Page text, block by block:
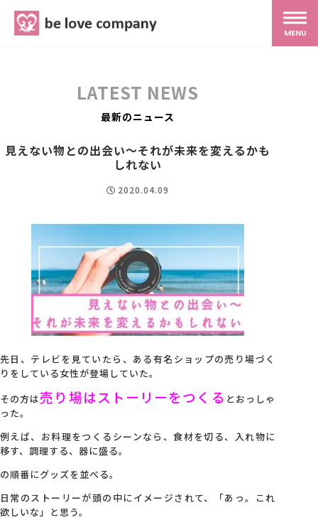
MENU
最新ブログ
アクセス
採用情報
LATEST NEWS
最新のニュース
見えない物との出会い～それが未来を変えるかも
しれない
2020.04.09
先日、テレビを見ていたら、ある有名ショップの売り場づく
りをしている女性が登場していた。
その方は売り場はストーリーをつくる とおっしゃ
った。
例えば、お料理をつくるシーンなら、食材を切る、入れ物に
移す、調理する、器に盛る。
の順番にグッズを並べる。
日常のストーリーが頭の中にイメージされて、「あっ。これ
欲しいな」と思う。